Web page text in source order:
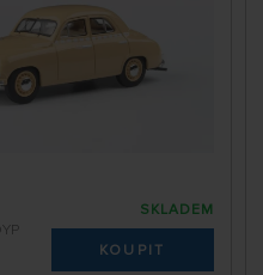
SKLADEM
KOUPIT